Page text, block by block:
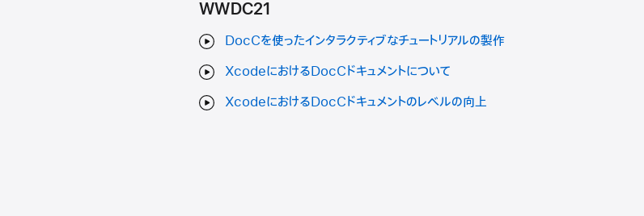
WWDC21
DocCを使ったインタラクティブなチュートリアルの製作
XcodeにおけるDocCドキュメントについて
XcodeにおけるDocCドキュメントのレベルの向上